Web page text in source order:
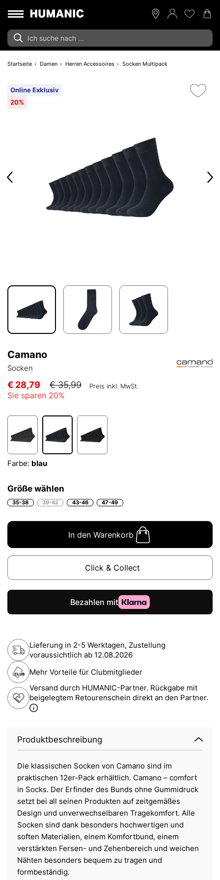
Startseite Damen Herren Accessoires Socken Multipack
Online Exklusiv
20%
Camano
Socken
€ 28,79 € 35,99 Preis inkl. MwSt.
Sie sparen 20%
Farbe: blau
Größe wählen
35-38 39-42 43-46 47-49
In den Warenkorb
Click & Collect
Lieferung in 2-5 Werktagen, Zustellung
voraussichtlich ab 12.08.2026
Mehr Vorteile für Clubmitglieder
Versand durch HUMANIC-Partner. Rückgabe mit
beigelegtem Retourenschein direkt an den Partner.
Produktbeschreibung
Die klassischen Socken von Camano sind im
praktischen 12er-Pack erhältlich. Camano – comfort
in Socks. Der Erfinder des Bunds ohne Gummidruck
setzt bei all seinen Produkten auf zeitgemäßes
Design und unverwechselbaren Tragekomfort. Alle
Socken sind dank besonders hochwertigen und
soften Materialien, einem Komfortbund, einem
verstärkten Fersen- und Zehenbereich und weichen
Nähten besonders bequem zu tragen und
formbeständig.